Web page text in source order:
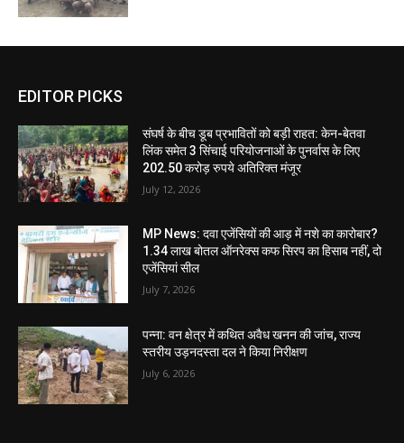
EDITOR PICKS
संघर्ष के बीच डूब प्रभावितों को बड़ी राहत: केन-बेतवा
लिंक समेत 3 सिंचाई परियोजनाओं के पुनर्वास के लिए
202.50 करोड़ रुपये अतिरिक्त मंजूर
July 12, 2026
MP News: दवा एजेंसियों की आड़ में नशे का कारोबार?
1.34 लाख बोतल ऑनरेक्स कफ सिरप का हिसाब नहीं, दो
एजेंसियां सील
July 7, 2026
पन्ना: वन क्षेत्र में कथित अवैध खनन की जांच, राज्य
स्तरीय उड़नदस्ता दल ने किया निरीक्षण
July 6, 2026